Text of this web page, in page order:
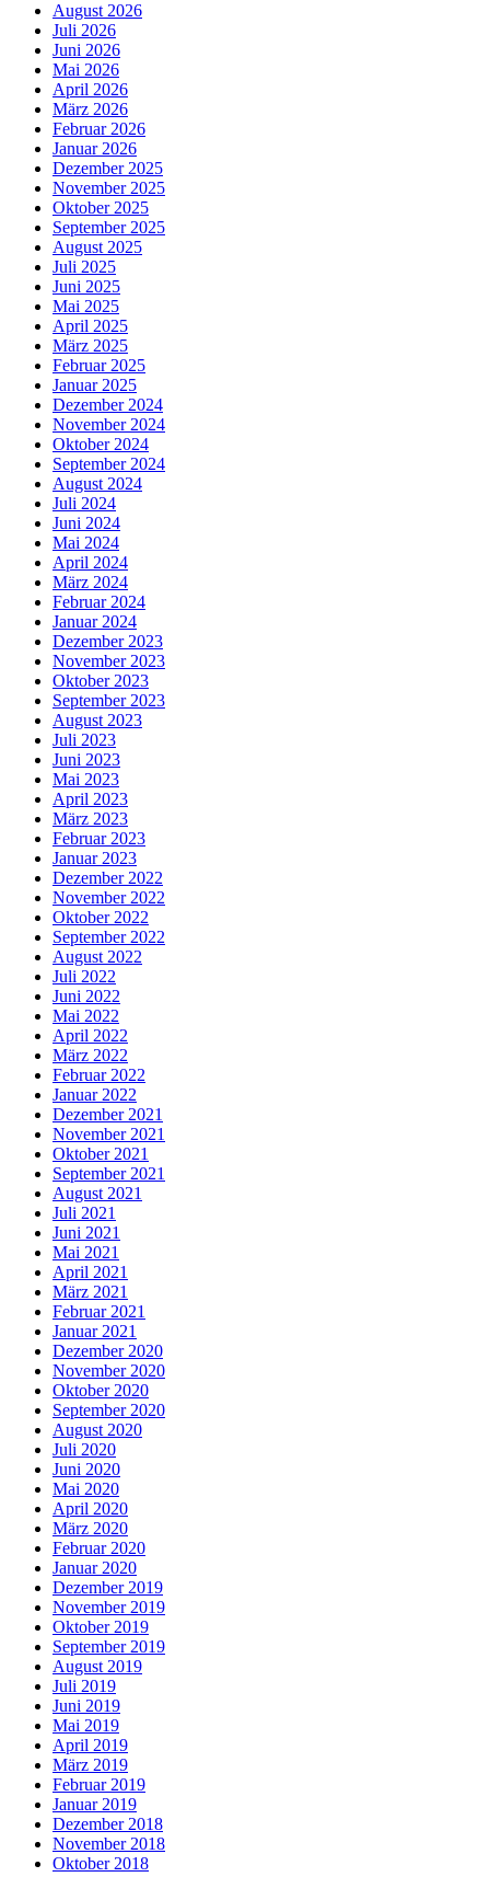
August 2026
Juli 2026
Juni 2026
Mai 2026
April 2026
März 2026
Februar 2026
Januar 2026
Dezember 2025
November 2025
Oktober 2025
September 2025
August 2025
Juli 2025
Juni 2025
Mai 2025
April 2025
März 2025
Februar 2025
Januar 2025
Dezember 2024
November 2024
Oktober 2024
September 2024
August 2024
Juli 2024
Juni 2024
Mai 2024
April 2024
März 2024
Februar 2024
Januar 2024
Dezember 2023
November 2023
Oktober 2023
September 2023
August 2023
Juli 2023
Juni 2023
Mai 2023
April 2023
März 2023
Februar 2023
Januar 2023
Dezember 2022
November 2022
Oktober 2022
September 2022
August 2022
Juli 2022
Juni 2022
Mai 2022
April 2022
März 2022
Februar 2022
Januar 2022
Dezember 2021
November 2021
Oktober 2021
September 2021
August 2021
Juli 2021
Juni 2021
Mai 2021
April 2021
März 2021
Februar 2021
Januar 2021
Dezember 2020
November 2020
Oktober 2020
September 2020
August 2020
Juli 2020
Juni 2020
Mai 2020
April 2020
März 2020
Februar 2020
Januar 2020
Dezember 2019
November 2019
Oktober 2019
September 2019
August 2019
Juli 2019
Juni 2019
Mai 2019
April 2019
März 2019
Februar 2019
Januar 2019
Dezember 2018
November 2018
Oktober 2018